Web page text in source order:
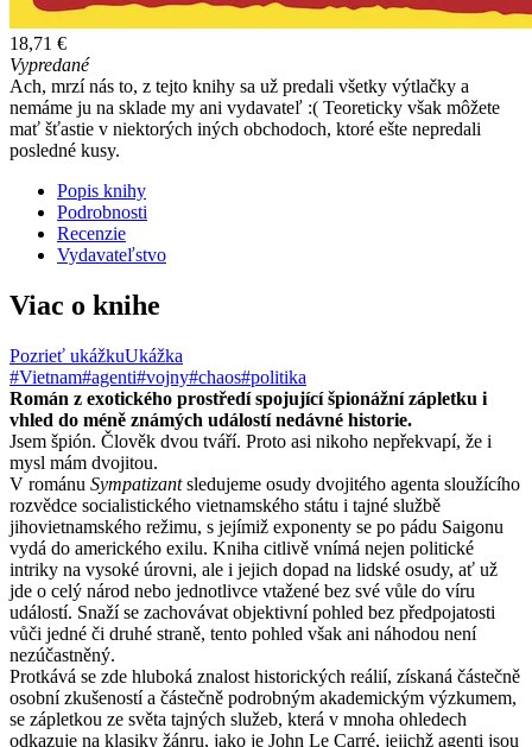
18,71 €
Vypredané
Ach, mrzí nás to, z tejto knihy sa už predali všetky výtlačky a
nemáme ju na sklade my ani vydavateľ :( Teoreticky však môžete
mať šťastie v niektorých iných obchodoch, ktoré ešte nepredali
posledné kusy.
Popis knihy
Podrobnosti
Recenzie
Vydavateľstvo
Viac o knihe
Pozrieť ukážkuUkážka
#Vietnam#agenti#vojny#chaos#politika
Román z exotického prostředí spojující špionážní zápletku i
vhled do méně známých událostí nedávné historie.
Jsem špión. Člověk dvou tváří. Proto asi nikoho nepřekvapí, že i
mysl mám dvojitou. ​
V románu Sympatizantsledujeme osudy dvojitého agenta sloužícího
rozvědce socialistického vietnamského státu i tajné službě
jihovietnamského režimu, s jejímiž exponenty se po pádu Saigonu
vydá do amerického exilu. Kniha citlivě vnímá nejen politické
intriky na vysoké úrovni, ale i jejich dopad na lidské osudy, ať už
jde o celý národ nebo jednotlivce vtažené bez své vůle do víru
událostí. Snaží se zachovávat objektivní pohled bez předpojatosti
vůči jedné či druhé straně, tento pohled však ani náhodou není
nezúčastněný.
Protkává se zde hluboká znalost historických reálií, získaná částečně
osobní zkušeností a částečně podrobným akademickým výzkumem,
se zápletkou ze světa tajných služeb, která v mnoha ohledech
odkazuje na klasiky žánru, jako je John Le Carré, jejichž agenti jsou